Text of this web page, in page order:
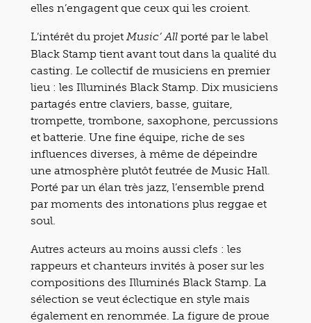
elles n’engagent que ceux qui les croient.
L’intérêt du projet Music’ All porté par le label
Black Stamp tient avant tout dans la qualité du
casting. Le collectif de musiciens en premier
lieu : les Illuminés Black Stamp. Dix musiciens
partagés entre claviers, basse, guitare,
trompette, trombone, saxophone, percussions
et batterie. Une fine équipe, riche de ses
influences diverses, à même de dépeindre
une atmosphère plutôt feutrée de Music Hall.
Porté par un élan très jazz, l’ensemble prend
par moments des intonations plus reggae et
soul.
Autres acteurs au moins aussi clefs : les
rappeurs et chanteurs invités à poser sur les
compositions des Illuminés Black Stamp. La
sélection se veut éclectique en style mais
également en renommée. La figure de proue